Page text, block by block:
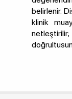
belirlenir.
klinik